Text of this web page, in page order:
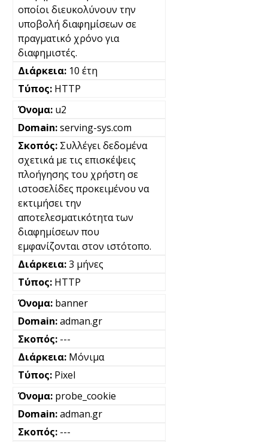
οποίοι διευκολύνουν την
υποβολή διαφημίσεων σε
πραγματικό χρόνο για
διαφημιστές.
10 έτη
HTTP
u2
serving-sys.com
Συλλέγει δεδομένα
σχετικά με τις επισκέψεις
πλοήγησης του χρήστη σε
ιστοσελίδες προκειμένου να
εκτιμήσει την
αποτελεσματικότητα των
διαφημίσεων που
εμφανίζονται στον ιστότοπο.
3 μήνες
HTTP
banner
adman.gr
---
Μόνιμα
Pixel
probe_cookie
adman.gr
---